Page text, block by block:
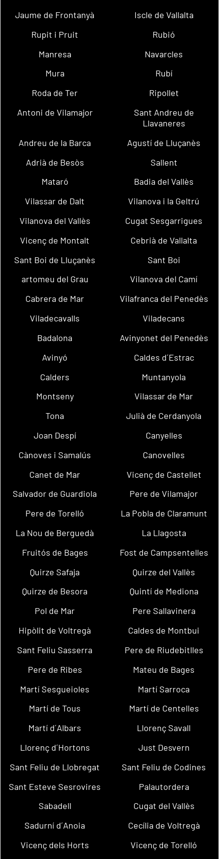
Jaume de Frontanyà
Iscle de Vallalta
Rupit i Pruit
Rubió
Manresa
Navarcles
Mura
Rubí
Roda de Ter
Ripollet
Antoni de Vilamajor
Sant Andreu de
Llavaneres
Andreu de la Barca
Agustí de Lluçanès
Adrià de Besòs
Sallent
Mataró
Badia del Vallès
Vilassar de Dalt
Vilanova i la Geltrú
Vilanova del Vallès
Cugat Sesgarrigues
Vicenç de Montalt
Cebrià de Vallalta
Sant Boi de Lluçanès
Sant Boi
artomeu del Grau
Vilanova del Camí
Cabrera de Mar
Vilafranca del Penedès
Viladecavalls
Viladecans
Badalona
Avinyonet del Penedès
Avinyó
Caldes d´Estrac
Calders
Muntanyola
Montseny
Vilassar de Mar
Tona
Julià de Cerdanyola
Joan Despí
Canyelles
Cànoves i Samalús
Canovelles
Canet de Mar
Vicenç de Castellet
Salvador de Guardiola
Pere de Vilamajor
Pere de Torelló
La Pobla de Claramunt
La Nou de Berguedà
La Llagosta
Fruitós de Bages
Fost de Campsentelles
Quirze Safaja
Quirze del Vallès
Quirze de Besora
Quintí de Mediona
Pol de Mar
Pere Sallavinera
Hipòlit de Voltregà
Caldes de Montbui
Sant Feliu Sasserra
Pere de Riudebitlles
Pere de Ribes
Mateu de Bages
Martí Sesgueioles
Martí Sarroca
Martí de Tous
Martí de Centelles
Martí d´Albars
Llorenç Savall
Llorenç d´Hortons
Just Desvern
Sant Feliu de Llobregat
Sant Feliu de Codines
Sant Esteve Sesrovires
Palautordera
Sabadell
Cugat del Vallès
Sadurní d´Anoia
Cecília de Voltregà
Vicenç dels Horts
Vicenç de Torelló